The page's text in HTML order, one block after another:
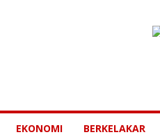
EKONOMI BERKELAKAR